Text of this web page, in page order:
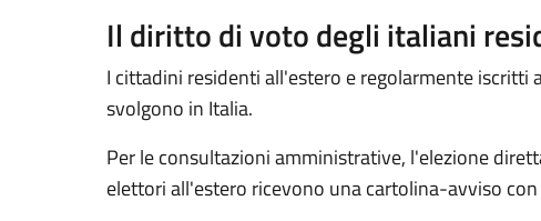
Il diritto di voto degli italiani
I cittadini residenti all'estero e regolarmente
svolgono in Italia.
Per le consultazioni amministrative, l'elezione
elettori all'estero ricevono una cartolina-avviso